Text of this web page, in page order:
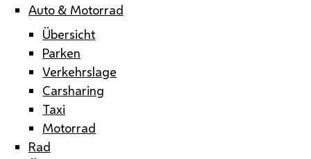
Auto & Motorrad
Übersicht
Parken
Verkehrslage
Carsharing
Taxi
Motorrad
Rad